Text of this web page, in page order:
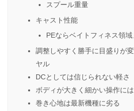
スプール重量
キャスト性能
PEならベイトフィネス領
調整しやすく勝手に目盛りが
ヤル
DCとしては信じられない軽さ
ボディが大きく細かい操作に
巻き心地は最新機種に劣る